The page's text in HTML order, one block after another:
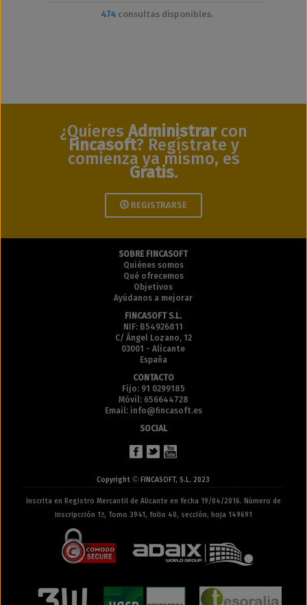
474 consultas disponibles.
¿Quieres Administrarcon
Fincasoft? Regístrate y
comienza ya mismo, es
Gratis.
REGISTRARSE
SOBRE FINCASOFT
Quiénes somos
Qué ofrecemos
Objetivos
Ayúdanos a mejorar
FINCASOFT S.L.
NIF: B54926811
C/ Ángel Lozano, 12
03001 - Alicante
España
CONTACTO
Fijo: 91 0299185
Móvil: 656644728
Email: info@fincasoft.es
SOCIAL
Copyright© FINCASOFT, S.L. 2023
Inscrita en Registro Mercantil de Alicante en fecha 19/04/2016. Número de
inscripcción 1ª, Tomo 3941, folio 40, sección, hoja 149691